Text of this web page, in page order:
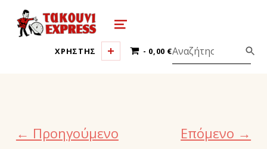
τακούνι εξπρές αθήνα-takoyni
MENU
ΧΡΗΣΤΗΣ
0 ΠΡΟΪΌΝΤΑ
0,00 €
← Προηγούμενο Επόμενο →